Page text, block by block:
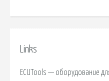
Links
ECUTools — оборудование